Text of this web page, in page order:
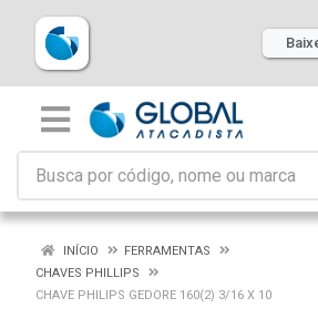
INÍCIO
FERRAMENTAS
CHAVES PHILLIPS
CHAVE PHILIPS GEDORE 160(2) 3/16 X 10